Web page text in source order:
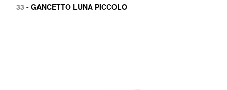
33 - GANCETTO LUNA PICCOLO